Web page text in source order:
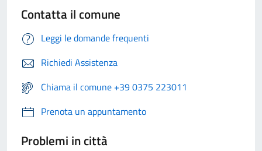
Contatta il comune
Leggi le domande frequenti
Richiedi Assistenza
Chiama il comune +39 0375 223011
Prenota un appuntamento
Problemi in città